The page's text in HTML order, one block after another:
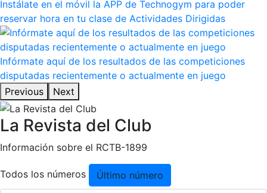
Instálate en el móvil la APP de Technogym para poder
reservar hora en tu clase de Actividades Dirigidas
Infórmate aquí de los resultados de las competiciones
disputadas recientemente o actualmente en juego
Previous
Next
La Revista del Club
Información sobre el RCTB-1899
Todos los números Último número